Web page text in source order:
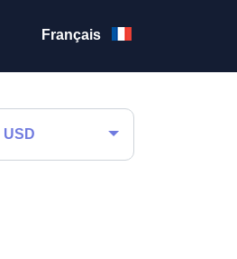
Français
USD